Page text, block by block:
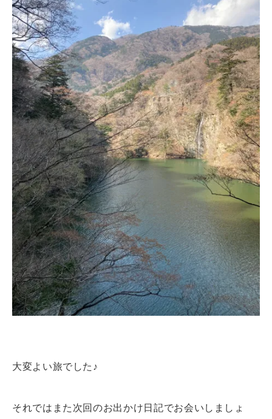
大変よい旅でした♪
それではまた次回のお出かけ日記でお会いしましょ